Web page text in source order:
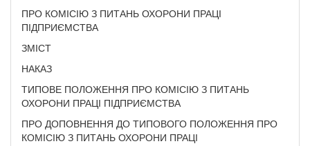
ПРО КОМІСІЮ З ПИТАНЬ ОХОРОНИ ПРАЦІ
ПІДПРИЄМСТВА
ЗМІСТ
НАКАЗ
ТИПОВЕ ПОЛОЖЕННЯ ПРО КОМІСІЮ З ПИТАНЬ
ОХОРОНИ ПРАЦІ ПІДПРИЄМСТВА
ПРО ДОПОВНЕННЯ ДО ТИПОВОГО ПОЛОЖЕННЯ ПРО
КОМІСІЮ З ПИТАНЬ ОХОРОНИ ПРАЦІ